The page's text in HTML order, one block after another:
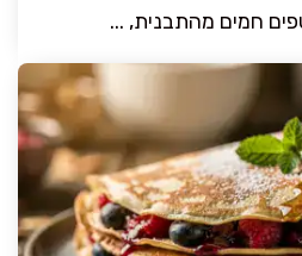
חמים מהתבנית, ...